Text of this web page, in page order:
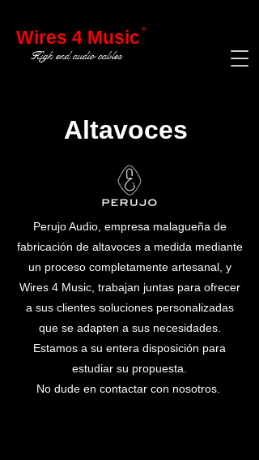
®
Wires 4 Music
High end audio cables
Altavoces
Perujo Audio, empresa malagueña de
fabricación de altavoces a medida mediante
un proceso completamente artesanal, y
Wires 4 Music, trabajan juntas para ofrecer
a sus clientes soluciones personalizadas
que se adapten a sus necesidades.
Estamos a su entera disposición para
estudiar su propuesta.
No dude en contactar con nosotros.